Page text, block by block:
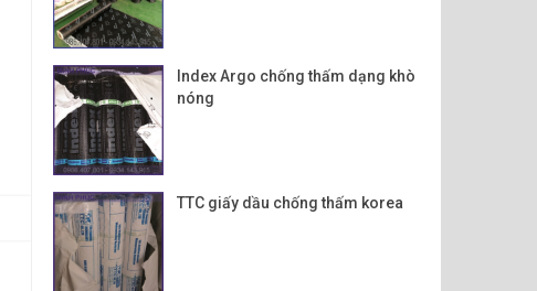
Index Argo chống thấm dạng khò
nóng
TTC giấy dầu chống thấm korea